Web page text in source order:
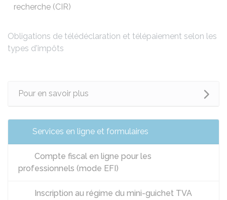
Obligations de télédéclaration et télépaiement selon les
types d'impôts
recherche (CIR)
Pour en savoir plus
Services en ligne et formulaires
Compte fiscal en ligne pour les
professionnels (mode EFI)
Inscription au régime du mini-guichet TVA